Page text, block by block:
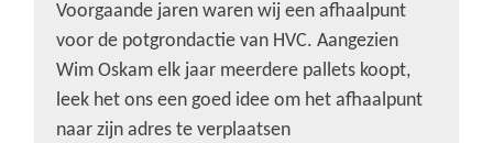
Voorgaande jaren waren wij een afhaalpunt
voor de potgrondactie van HVC. Aangezien
Wim Oskam elk jaar meerdere pallets koopt,
leek het ons een goed idee om het afhaalpunt
naar zijn adres te verplaatsen